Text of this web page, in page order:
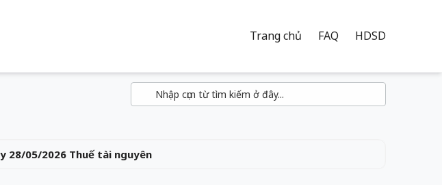
Trang chủ FAQ HDSD
28/05/2026 Thuế tài nguyên